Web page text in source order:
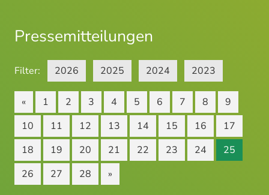
Pressemitteilungen
Filter: 2026 2025 2024 2023
« 1 2 3 4 5 6 7 8
9
10
11 12 13 14 15 16
17
18
19 20 21 22 23 24
25
26
27 28 »